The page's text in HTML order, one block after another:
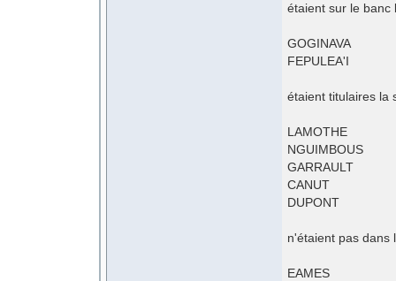
étaient sur le banc
GOGINAVA
FEPULEA'I
étaient titulaires la
LAMOTHE
NGUIMBOUS
GARRAULT
CANUT
DUPONT
n'étaient pas dans
EAMES